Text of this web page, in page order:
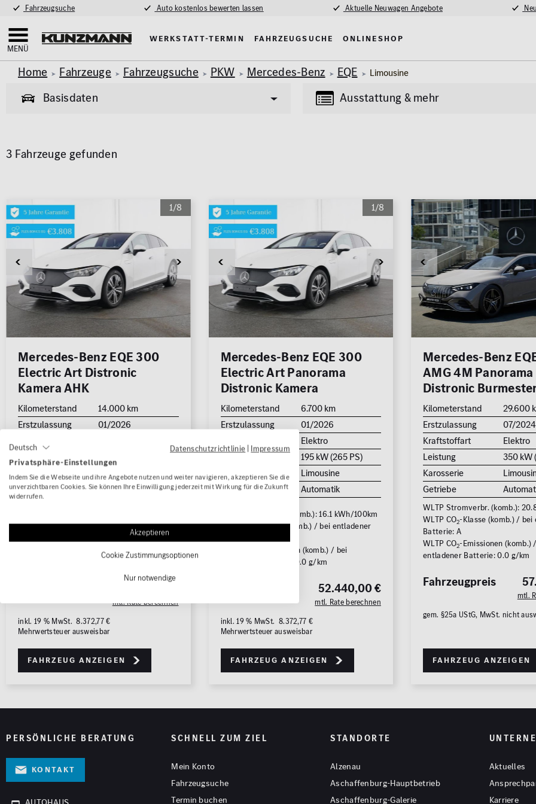
Fahrzeugsuche Auto kostenlos bewerten lassen Aktuelle Neuwagen Angebote
MENÜ
Werkstatt-Termin Fahrzeugsuche Onlineshop
Home Fahrzeuge Fahrzeugsuche PKW Mercedes-Benz EQE Limousine
Basisdaten Ausstattung & mehr
Marke
MERCEDES-BENZ
Modell
Karosserie
Limousine
Cabrio /
Roadster
Kombi
Coupé Van / Kleinbus
Geländewagen /
SUV
Kraftstoff
ALLE
Getriebe
Schadstoffklasse Standorte
Erstzulassung
Kilometer
0 km
Reichweite (elektrisch)
0 km
Preis
0 €
MwSt. ausweisbar
Garantie
AMG Styling
Anhängerkupplung
Klimaanlage
Panoramadach
Parkhilfe / Park-Assistent
Rückfahrkamera
Schiebedach
Sitzheizung
Standheizung
MBUX
Navigationssystem
Sonstige
Junge Sterne Qualitätssiegel
MB Rent Fahrzeug
3 Fahrzeuge gefunden
1/8
Mercedes-Benz EQE 300
Electric Art Distronic
Kamera AHK
Kilometerstand
14.000 km
Erstzulassung
01/2026
Kraftstoffart
Leistung
Karosserie
Limousine
Getriebe
Automatik
WLTP CO -Klasse (komb.) / bei entladener
-Emissionen (komb.) / bei
mtl. Rate berechnen
inkl. 19 % MwSt. 8.372,77 €
Mehrwertsteuer ausweisbar
Fahrzeug anzeigen
1/8
Mercedes-Benz EQE 300
Electric Art Panorama
Distronic Kamera
Kilometerstand
6.700 km
Erstzulassung
01/2026
Elektro
Leistung
195 kW (265 PS)
Karosserie
Limousine
Getriebe
Automatik
WLTP Stromverbr. (komb.): 16.1 kWh/100km
WLTP CO -Klasse (komb.) / bei entladener
-Emissionen (komb.) / bei
entladener Batterie: 0.0 g/km
52.440,00 €
mtl. Rate berechnen
inkl. 19 % MwSt. 8.372,77 €
Mehrwertsteuer ausweisbar
Fahrzeug anzeigen
Mercedes-Benz
AMG 4M Panorama
Distronic
Kilometerstand
29.600
Erstzulassung
07/2024
Kraftstoffart
Elektro
Leistung
350 kW
Karosserie
Getriebe
WLTP Stromverbr. (komb.):
WLTP CO2-Klasse (komb.) /
Batterie: A
WLTP CO2-Emissionen (komb.)
entladener Batterie: 0.0 g/km
mtl.
Fahrzeugpreis
gem. §25a UStG, MwSt. nicht
Fahrzeug anzeigen
PERSÖNLICHE BERATUNG
Kontakt
SCHNELL ZUM ZIEL
Mein Konto
Fahrzeugsuche
Termin buchen
STANDORTE
Alzenau
Aschaffenburg-Hauptbetrieb
Aschaffenburg-Galerie
Aktuelles
Karriere
Deutsch Datenschutzrichtlinie | Impressum
Privatsphäre-Einstellungen
Indem Sie die Webseite und ihre Angebote nutzen und weiter navigieren, akzeptieren Sie die
unverzichtbaren Cookies. Sie können Ihre Einwilligung jederzeit mit Wirkung für die Zukunft
widerrufen.
Akzeptieren
Cookie Zustimmungsoptionen
Nur notwendige